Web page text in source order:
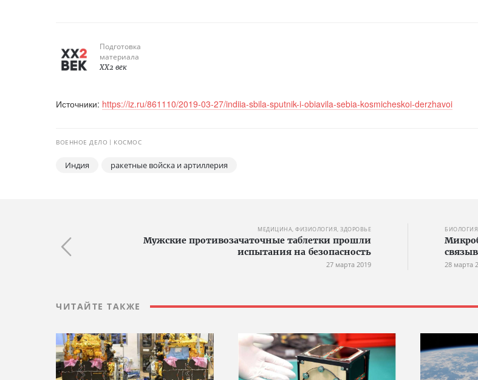
Подготовка
материала
XX2 век
Источники: https://iz.ru/861110/2019-03-27/indiia-sbila-sputnik-i-obiavila-sebia-kosmicheskoi-derzhavoi
ВОЕННОЕ ДЕЛО КОСМОС
Индия ракетные войска и артиллерия
МЕДИЦИНА, ФИЗИОЛОГИЯ, ЗДОРОВЬЕ
Мужские противозачаточные таблетки прошли
испытания на безопасность
27 марта 2019 28 марта
ЧИТАЙТЕ ТАКЖЕ